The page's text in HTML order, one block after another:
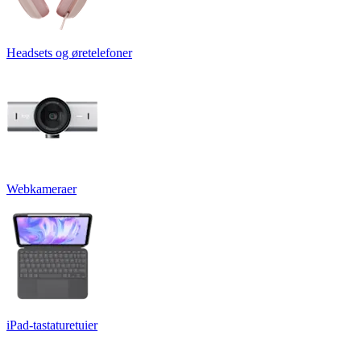
Headsets og øretelefoner
Webkameraer
iPad-tastaturetuier